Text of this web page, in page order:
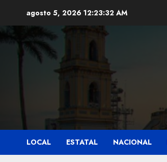
contenido
agosto 5, 2026 12:23:34 AM
LOCAL ESTATAL NACIONAL